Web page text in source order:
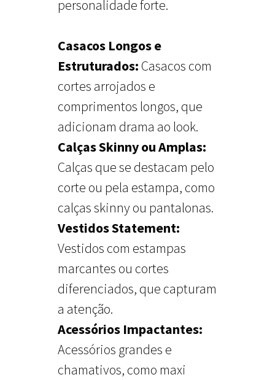
personalidade forte.
Casacos Longos e
Estruturados: Casacos com
cortes arrojados e
comprimentos longos, que
adicionam drama ao look.
Calças Skinny ou Amplas:
Calças que se destacam pelo
corte ou pela estampa, como
calças skinny ou pantalonas.
Vestidos Statement:
Vestidos com estampas
marcantes ou cortes
diferenciados, que capturam
a atenção.
Acessórios Impactantes:
Acessórios grandes e
chamativos, como maxi